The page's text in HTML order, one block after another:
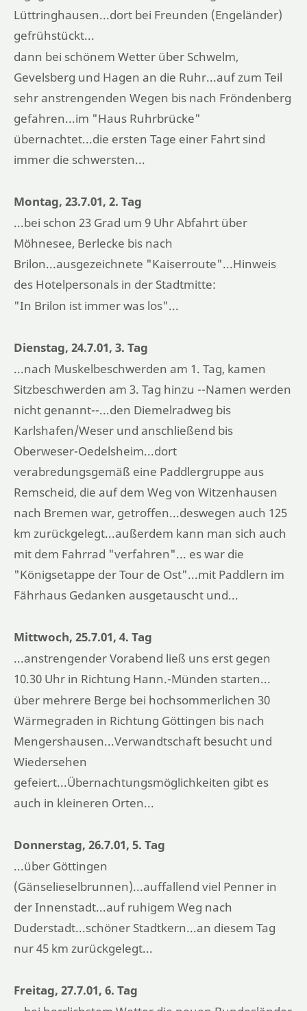
Lüttringhausen...dort bei Freunden (Engeländer)
gefrühstückt...
dann bei schönem Wetter über Schwelm,
Gevelsberg und Hagen an die Ruhr...auf zum Teil
sehr anstrengenden Wegen bis nach Fröndenberg
gefahren...im "Haus Ruhrbrücke"
übernachtet...die ersten Tage einer Fahrt sind
immer die schwersten...
Montag, 23.7.01, 2. Tag
...bei schon 23 Grad um 9 Uhr Abfahrt über
Möhnesee, Berlecke bis nach
Brilon...ausgezeichnete "Kaiserroute"...Hinweis
des Hotelpersonals in der Stadtmitte:
"In Brilon ist immer was los"...
Dienstag, 24.7.01, 3. Tag
...nach Muskelbeschwerden am 1. Tag, kamen
Sitzbeschwerden am 3. Tag hinzu --Namen werden
nicht genannt--...den Diemelradweg bis
Karlshafen/Weser und anschließend bis
Oberweser-Oedelsheim...dort
verabredungsgemäß eine Paddlergruppe aus
Remscheid, die auf dem Weg von Witzenhausen
nach Bremen war, getroffen...deswegen auch 125
km zurückgelegt...außerdem kann man sich auch
mit dem Fahrrad "verfahren"... es war die
"Königsetappe der Tour de Ost"...mit Paddlern im
Fährhaus Gedanken ausgetauscht und...
Mittwoch, 25.7.01, 4. Tag
...anstrengender Vorabend ließ uns erst gegen
10.30 Uhr in Richtung Hann.-Münden starten...
über mehrere Berge bei hochsommerlichen 30
Wärmegraden in Richtung Göttingen bis nach
Mengershausen...Verwandtschaft besucht und
Wiedersehen
gefeiert...Übernachtungsmöglichkeiten gibt es
auch in kleineren Orten...
Donnerstag, 26.7.01, 5. Tag
...über Göttingen
(Gänselieselbrunnen)...auffallend viel Penner in
der Innenstadt...auf ruhigem Weg nach
Duderstadt...schöner Stadtkern...an diesem Tag
nur 45 km zurückgelegt...
Freitag, 27.7.01, 6. Tag